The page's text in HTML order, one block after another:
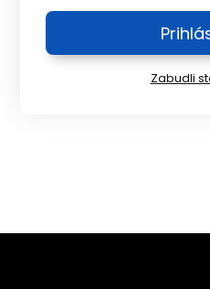
Zabudli